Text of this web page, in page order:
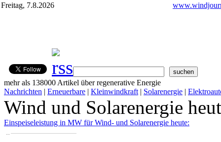
Freitag, 7.8.2026
mehr als 138000 Artikel über regenerative Energie
Nachrichten | Erneuerbare | Kleinwindkraft | Solarenergie |
Wind und Solarenergie
Einspeiseleistung in MW für Wind- und Solarenergie heute:
…